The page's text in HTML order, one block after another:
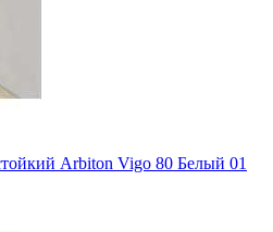
Arbiton Vigo 80 Белый 01